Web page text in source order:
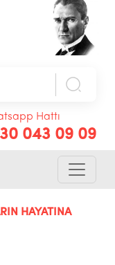
Hattı
043 09 09
HAYATINA